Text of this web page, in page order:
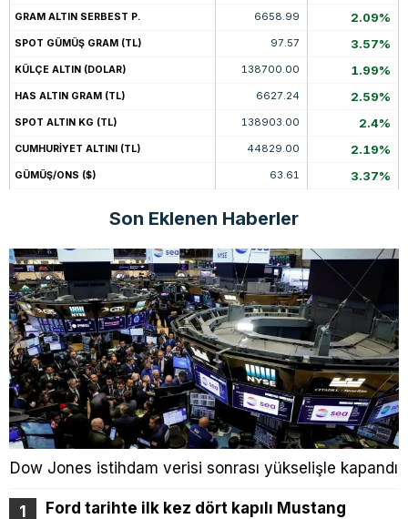
GRAM ALTIN SERBEST P. 6658.99 2.09%
SPOT GÜMÜŞ GRAM (TL) 97.57 3.57%
KÜLÇE ALTIN (DOLAR) 138700.00 1.99%
HAS ALTIN GRAM (TL) 6627.24 2.59%
SPOT ALTIN KG (TL) 138903.00 2.4%
CUMHURİYET ALTINI (TL) 44829.00 2.19%
GÜMÜŞ/ONS ($) 63.61 3.37%
Son Eklenen Haberler
Dow Jones istihdam verisi sonrası yükselişle kapandı
Ford tarihte ilk kez dört kapılı Mustang